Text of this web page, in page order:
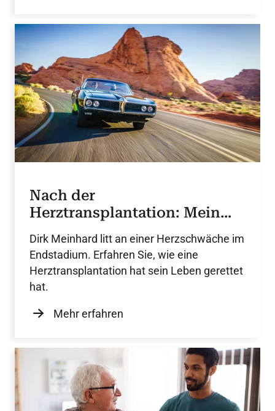
Nach der
Herztransplantation: Mein
neues Leben mit Spenderherz
Dirk Meinhard litt an einer Herzschwäche im
Endstadium. Erfahren Sie, wie eine
Herztransplantation hat sein Leben gerettet
hat.
Mehr erfahren